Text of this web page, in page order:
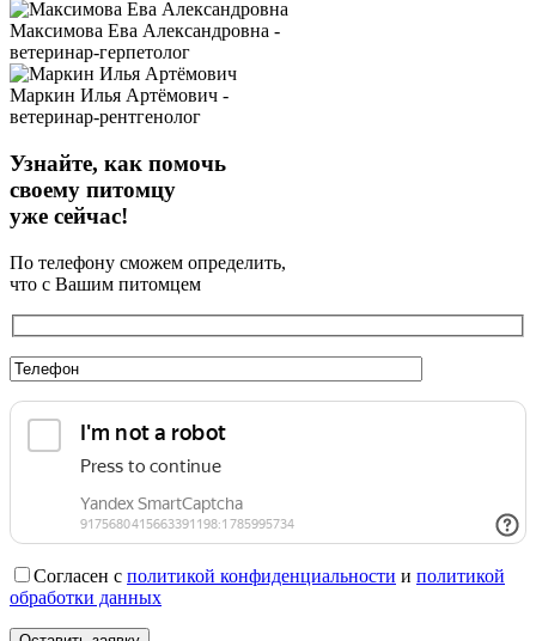
Максимова Ева Александровна -
ветеринар-герпетолог
Маркин Илья Артёмович -
ветеринар-рентгенолог
Узнайте, как помочь
своему питомцу
уже сейчас!
По телефону сможем определить,
что с Вашим питомцем
Согласен с политикой конфиденциальности и политикой
обработки данных